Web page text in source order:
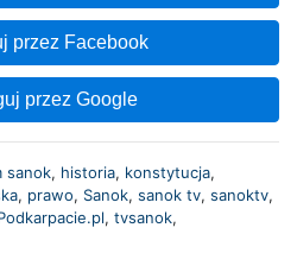
przez Facebook
przez Google
sanok, historia, konstytucja,
, prawo, Sanok, sanok tv, sanoktv,
, tvsanok,